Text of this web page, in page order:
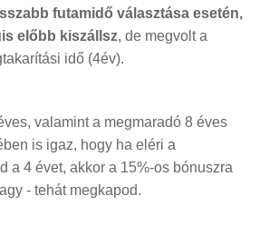
futamidő választása esetén,
előbb kiszállsz, de megvolt a
idő (4év).
valamint a megmaradó 8 éves
is igaz, hogy ha eléri a
a 4 évet, akkor a 15%-os bónuszra
- tehát megkapod.